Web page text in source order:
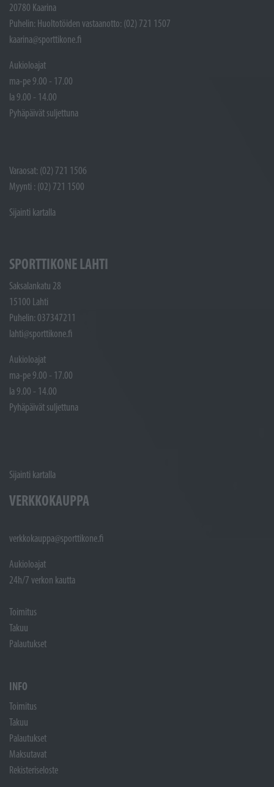
20780 Kaarina
Puhelin: Huoltotöiden vastaanotto: (02) 721 1507
kaarina@sporttikone.fi
Aukioloajat
ma-pe 9.00 - 17.00
la 9.00 - 14.00
Pyhäpäivät suljettuna
Varaosat: (02) 721 1506
Myynti : (02) 721 1500
Sijainti kartalla
SPORTTIKONE LAHTI
Saksalankatu 28
15100 Lahti
Puhelin: 037347211
lahti@sporttikone.fi
Aukioloajat
ma-pe 9.00 - 17.00
la 9.00 - 14.00
Pyhäpäivät suljettuna
Sijainti kartalla
VERKKOKAUPPA
verkkokauppa@sporttikone.fi
Aukioloajat
24h/7 verkon kautta
Toimitus
Takuu
Palautukset
INFO
Toimitus
Takuu
Palautukset
Maksutavat
Rekisteriseloste